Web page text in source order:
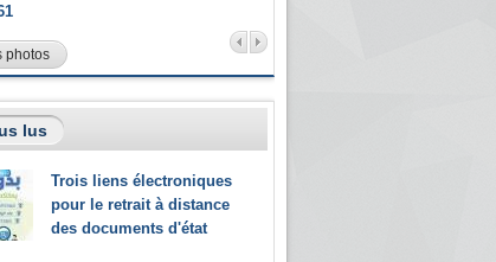
photos
lus
Trois liens électroniques
pour le retrait à distance
des documents d'état